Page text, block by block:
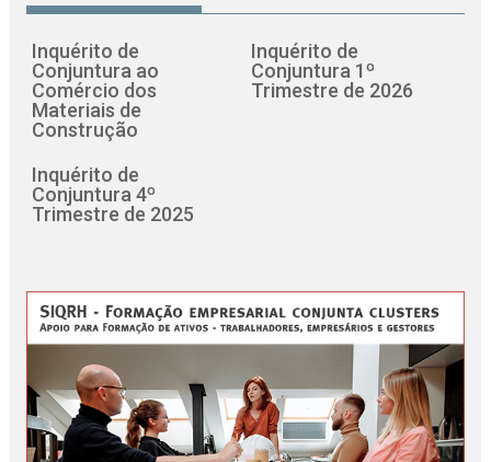
Inquérito de
Conjuntura ao
Comércio dos
Materiais de
Construção
Inquérito de
Conjuntura 1º
Trimestre de 2026
Inquérito de
Conjuntura 4º
Trimestre de 2025